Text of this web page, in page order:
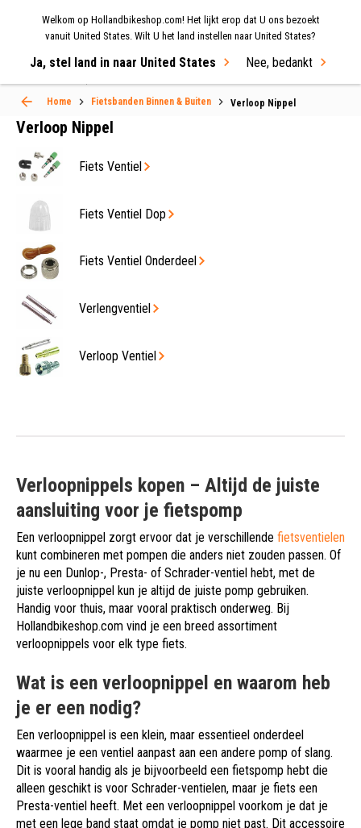
Welkom op Hollandbikeshop.com! Het lijkt erop dat U ons bezoekt
vanuit United States. Wilt U het land instellen naar United States?
Ja, stel land in naar United States Nee, bedankt
Home Fietsbanden Binnen & Buiten Verloop Nippel
Verloop Nippel
Fiets Ventiel
Fiets Ventiel Dop
Fiets Ventiel Onderdeel
Verlengventiel
Verloop Ventiel
Verloopnippels kopen – Altijd de juiste
aansluiting voor je fietspomp
Een verloopnippel zorgt ervoor dat je verschillende fietsventielen
kunt combineren met pompen die anders niet zouden passen. Of
je nu een Dunlop-, Presta- of Schrader-ventiel hebt, met de
juiste verloopnippel kun je altijd de juiste pomp gebruiken.
Handig voor thuis, maar vooral praktisch onderweg. Bij
Hollandbikeshop.com vind je een breed assortiment
verloopnippels voor elk type fiets.
Wat is een verloopnippel en waarom heb
je er een nodig?
Een verloopnippel is een klein, maar essentieel onderdeel
waarmee je een ventiel aanpast aan een andere pomp of slang.
Dit is vooral handig als je bijvoorbeeld een fietspomp hebt die
alleen geschikt is voor Schrader-ventielen, maar je fiets een
Presta-ventiel heeft. Met een verloopnippel voorkom je dat je
met een lege band staat omdat je pomp niet past. Dit accessoire